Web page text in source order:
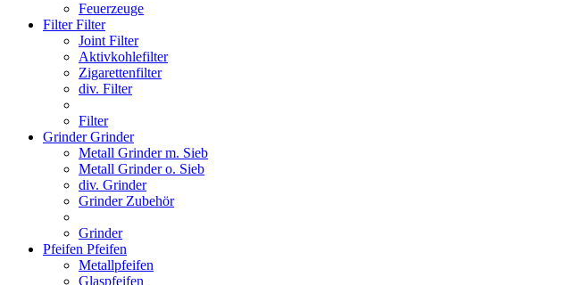
Feuerzeuge
FilterFilter
Joint Filter
Aktivkohlefilter
Zigarettenfilter
div. Filter
Filter
GrinderGrinder
Metall Grinder m. Sieb
Metall Grinder o. Sieb
div. Grinder
Grinder Zubehör
Grinder
Pfeifen Pfeifen
Metallpfeifen
Glaspfeifen